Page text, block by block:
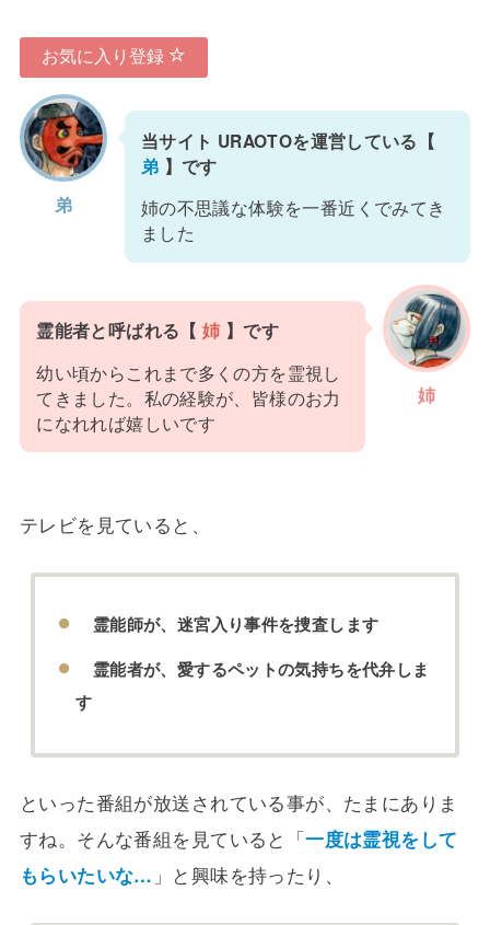
お気に入り登録
弟
当サイト URAOTOを運営している【
弟 】です
姉の不思議な体験を一番近くでみてき
ました
姉
霊能者と呼ばれる【姉 】です
幼い頃からこれまで多くの方を霊視し
てきました。私の経験が、皆様のお力
になれれば嬉しいです
テレビを見ていると、
霊能師が、迷宮入り事件を捜査します
霊能者が、愛するペットの気持ちを代弁しま
す
といった番組が放送されている事が、たまにありま
すね。そんな番組を見ていると「一度は霊視をして
もらいたいな… 」と興味を持ったり、